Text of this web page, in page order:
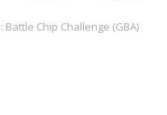
Battle Chip Challenge (GBA)